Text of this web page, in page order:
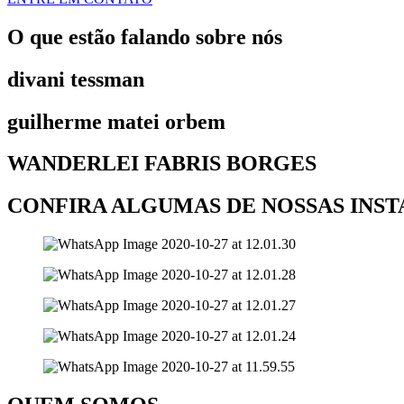
O que estão falando sobre nós
divani tessman
guilherme matei orbem
WANDERLEI FABRIS BORGES
CONFIRA ALGUMAS DE NOSSAS